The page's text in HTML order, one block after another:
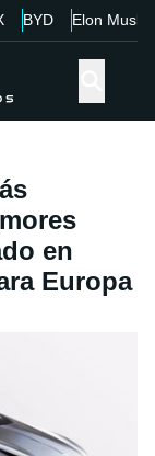
BYD Elon Musk
en
Europa